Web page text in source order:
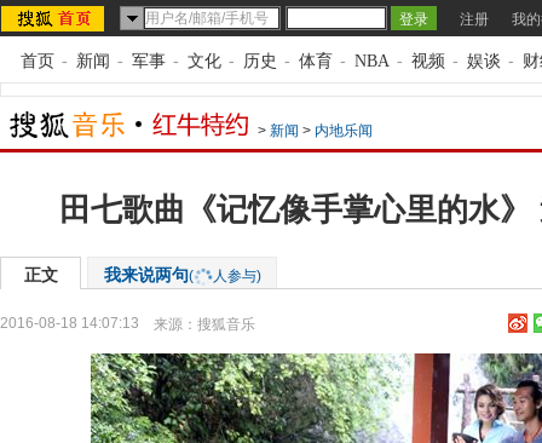
注册 我
首页 - 新闻 - 军事 - 文化 - 历史 - 体育 - NBA - 视频 - 娱谈 -
> 新闻 > 内地乐闻
田七歌曲《记忆像手掌心里的水
正文 我来说两句( 人参与)
2016-08-18 14:07:13 来源： 搜狐音乐